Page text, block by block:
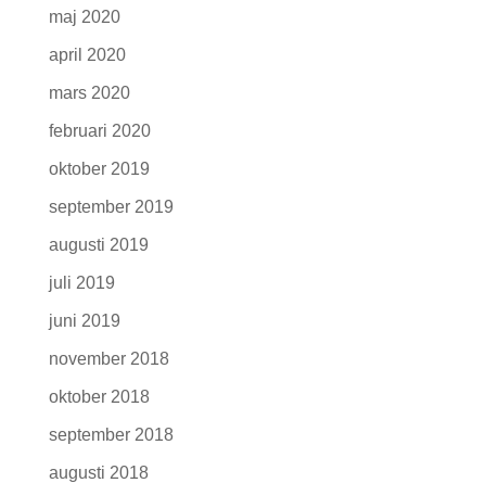
maj 2020
april 2020
mars 2020
februari 2020
oktober 2019
september 2019
augusti 2019
juli 2019
juni 2019
november 2018
oktober 2018
september 2018
augusti 2018